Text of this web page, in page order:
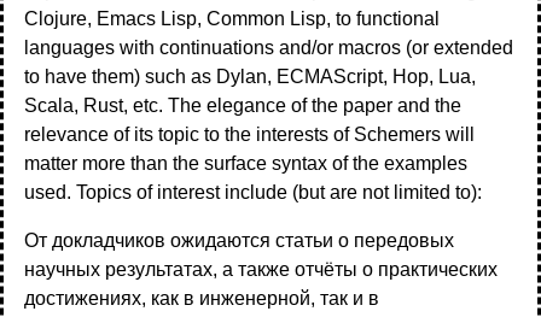
Clojure, Emacs Lisp, Common Lisp, to functional
languages with continuations and/or macros (or extended
to have them) such as Dylan, ECMAScript, Hop, Lua,
Scala, Rust, etc. The elegance of the paper and the
relevance of its topic to the interests of Schemers will
matter more than the surface syntax of the examples
used. Topics of interest include (but are not limited to):
От докладчиков ожидаются статьи о передовых
научных результатах, а также отчёты о практических
достижениях, как в инженерной, так и в